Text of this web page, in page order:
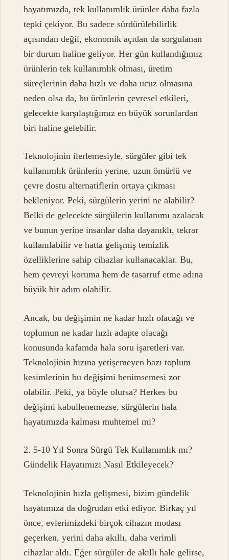
hayatımızda, tek kullanımlık ürünler daha fazla
tepki çekiyor. Bu sadece sürdürülebilirlik
açısından değil, ekonomik açıdan da sorgulanan
bir durum haline geliyor. Her gün kullandığımız
ürünlerin tek kullanımlık olması, üretim
süreçlerinin daha hızlı ve daha ucuz olmasına
neden olsa da, bu ürünlerin çevresel etkileri,
gelecekte karşılaştığımız en büyük sorunlardan
biri haline gelebilir.
Teknolojinin ilerlemesiyle, sürgüler gibi tek
kullanımlık ürünlerin yerine, uzun ömürlü ve
çevre dostu alternatiflerin ortaya çıkması
bekleniyor. Peki, sürgülerin yerini ne alabilir?
Belki de gelecekte sürgülerin kullanımı azalacak
ve bunun yerine insanlar daha dayanıklı, tekrar
kullanılabilir ve hatta gelişmiş temizlik
özelliklerine sahip cihazlar kullanacaklar. Bu,
hem çevreyi koruma hem de tasarruf etme adına
büyük bir adım olabilir.
Ancak, bu değişimin ne kadar hızlı olacağı ve
toplumun ne kadar hızlı adapte olacağı
konusunda kafamda hala soru işaretleri var.
Teknolojinin hızına yetişemeyen bazı toplum
kesimlerinin bu değişimi benimsemesi zor
olabilir. Peki, ya böyle olursa? Herkes bu
değişimi kabullenemezse, sürgülerin hala
hayatımızda kalması muhtemel mi?
2. 5-10 Yıl Sonra Sürgü Tek Kullanımlık mı?
Gündelik Hayatımızı Nasıl Etkileyecek?
Teknolojinin hızla gelişmesi, bizim gündelik
hayatımıza da doğrudan etki ediyor. Birkaç yıl
önce, evlerimizdeki birçok cihazın modası
geçerken, yerini daha akıllı, daha verimli
cihazlar aldı. Eğer sürgüler de akıllı hale gelirse,